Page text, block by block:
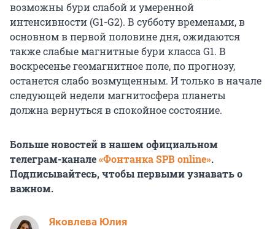
возможны бури слабой и умеренной
интенсивности (G1-G2). В субботу временами, в
основном в первой половине дня, ожидаются
также слабые магнитные бури класса G1. В
воскресенье геомагнитное поле, по прогнозу,
останется слабо возмущенным. И только в начале
следующей недели магнитосфера планеты
должна вернуться в спокойное состояние.
Больше новостей в нашем официальном
телеграм-канале«Фонтанка SPB online».
Подписывайтесь, чтобы первыми узнавать о
важном.
Яковлева Юлия